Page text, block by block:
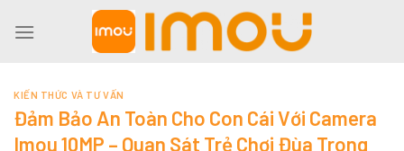
KIẾN THỨC VÀ TƯ VẤN
Đảm Bảo An Toàn Cho Con Cái Với Camera
Imou 10MP – Quan Sát Trẻ Chơi Đùa Trong